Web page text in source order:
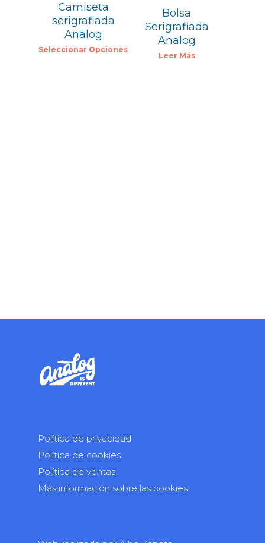
Camiseta
serigrafiada
Analog
Seleccionar Opciones
Bolsa
Serigrafiada
Analog
Leer Más
Política de privacidad
Política de cookies
Política de ventas
Más información sobre las cookies